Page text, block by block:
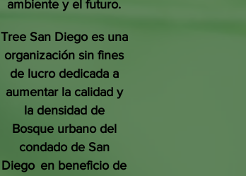
ambiente y el futuro.
Tree San Diego es una
organización sin fines
de lucro dedicada a
aumentar la calidad y
la densidad de
Bosque urbano del
condado de San
Diego en beneficio de